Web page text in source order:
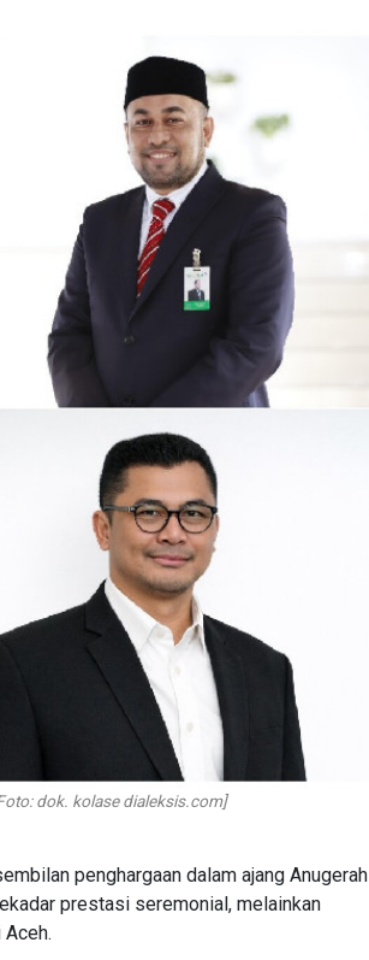
dok. kolase dialeksis.com]
penghargaan dalam ajang Anugerah
prestasi seremonial, melainkan